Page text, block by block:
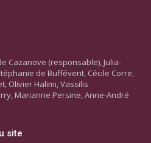
Cazanove (responsable), Julia-
de Buffévent, Cécile Corre,
Olivier Halimi, Vassilis
Marianne Persine, Anne-André
site